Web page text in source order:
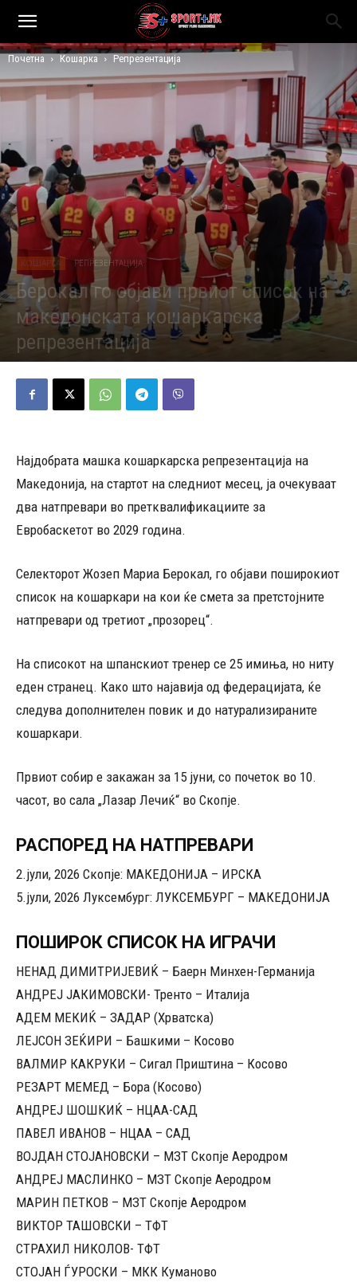
Почетна Кошарка Репрезентација
КОШАРКА РЕПРЕЗЕНТАЦИЈА
Берокал го објави првиот список на
македонската кошаркарска
репрезентација
Најдобрата машка кошаркарска репрезентација на
Македонија, на стартот на следниот месец, ја очекуваат
два натпревари во претквалификациите за
Евробаскетот во 2029 година.
Селекторот Жозеп Мариа Берокал, го објави поширокиот
список на кошаркари на кои ќе смета за претстојните
натпревари од третиот „прозорец“.
На списокот на шпанскиот тренер се 25 имиња, но ниту
еден странец. Како што најавија од федерацијата, ќе
следува дополнителен повик и до натурализираните
кошаркари.
Првиот собир е закажан за 15 јуни, со почеток во 10.
часот, во сала „Лазар Лечиќ“ во Скопје.
РАСПОРЕД НА НАТПРЕВАРИ
2.јули, 2026 Скопје: МАКЕДОНИЈА – ИРСКА
5.јули, 2026 Луксембург: ЛУКСЕМБУРГ – МАКЕДОНИЈА
ПОШИРОК СПИСОК НА ИГРАЧИ
НЕНАД ДИМИТРИЈЕВИЌ – Баерн Минхен-Германија
АНДРЕЈ ЈАКИМОВСКИ- Тренто – Италија
АДЕМ МЕКИЌ – ЗАДАР (Хрватска)
ЛЕЈСОН ЗЕЌИРИ – Башкими – Косово
ВАЛМИР КАКРУКИ – Сигал Приштина – Косово
РЕЗАРТ МЕМЕД – Бора (Косово)
АНДРЕЈ ШОШКИЌ – НЦАА-САД
ПАВЕЛ ИВАНОВ – НЦАА – САД
ВОЈДАН СТОЈАНОВСКИ – МЗТ Скопје Аеродром
АНДРЕЈ МАСЛИНКО – МЗТ Скопје Аеродром
МАРИН ПЕТКОВ – МЗТ Скопје Аеродром
ВИКТОР ТАШОВСКИ – ТФТ
СТРАХИЛ НИКОЛОВ- ТФТ
СТОЈАН ЃУРОСКИ – МКК Куманово